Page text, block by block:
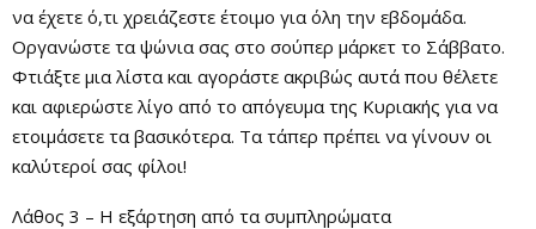
να έχετε ό,τι χρειάζεστε έτοιμο για όλη την εβδομάδα.
Οργανώστε τα ψώνια σας στο σούπερ μάρκετ το Σάββατο.
Φτιάξτε μια λίστα και αγοράστε ακριβώς αυτά που θέλετε
και αφιερώστε λίγο από το απόγευμα της Κυριακής για να
ετοιμάσετε τα βασικότερα. Τα τάπερ πρέπει να γίνουν οι
καλύτεροί σας φίλοι!
Λάθος 3 – Η εξάρτηση από τα συμπληρώματα